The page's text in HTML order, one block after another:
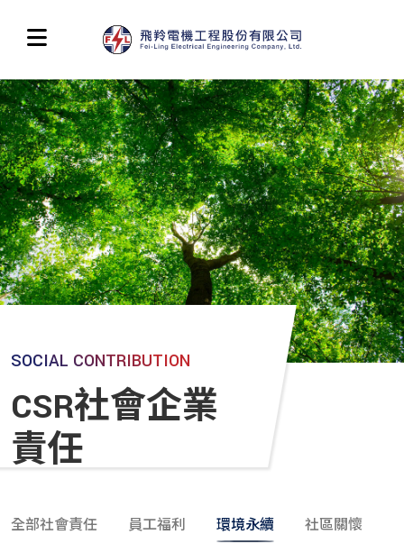
SOCIAL CONTRIBUTION
CSR社會企業
責任
全部社會責任 員工福利 環境永續 社區關懷